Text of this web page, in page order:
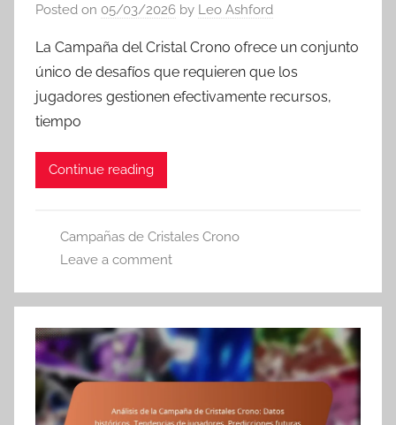
Posted on 05/03/2026 by Leo Ashford
La Campaña del Cristal Crono ofrece un conjunto
único de desafíos que requieren que los
jugadores gestionen efectivamente recursos,
tiempo
Continue reading
Campañas de Cristales Crono
Leave a comment